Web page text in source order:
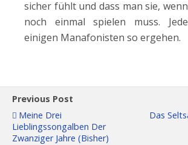
sicher fühlt und dass man sie,
noch einmal spielen muss.
einigen Manafonisten so ergehen.
Previous Post
Meine Drei
Lieblingssongalben Der
Zwanziger Jahre (bisher)
Das